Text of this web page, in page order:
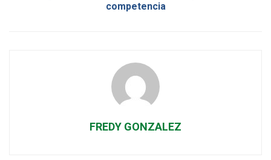
competencia
FREDY GONZALEZ